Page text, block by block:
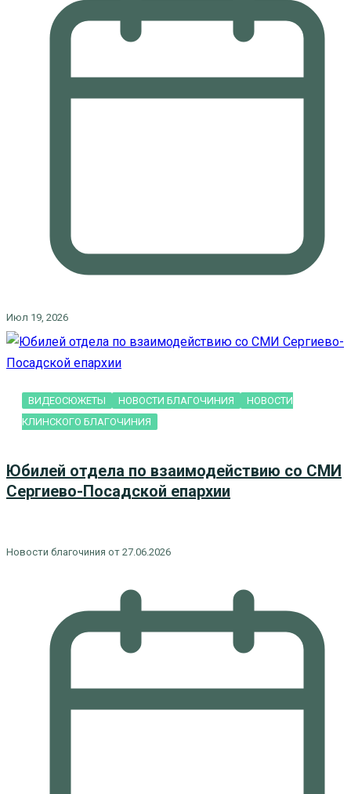
Июл 19, 2026
ВИДЕОСЮЖЕТЫ НОВОСТИ БЛАГОЧИНИЯ
НОВОСТИ
КЛИНСКОГО БЛАГОЧИНИЯ
Юбилей отдела по взаимодействию со СМИ
Сергиево-Посадской епархии
Новости благочиния от 27.06.2026